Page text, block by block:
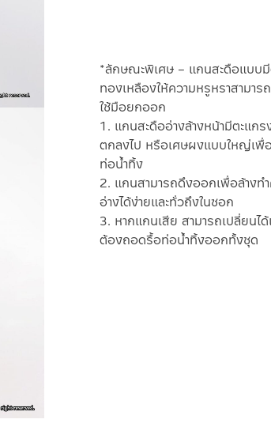
*ลักษณะพิเศษ – แกนสะดือแบบ
ทองเหลืองให้ความหรูหราสามา
ใช้มือยกออก
1. แกนสะดืออ่างล้างหน้ามีตะแก
ตกลงไป หรือเศษผงแบบใหญ่เพื่อ
ท่อน้ำทิ้ง
2. แกนสามารถดึงออกเพื่อล้างทำ
อ่างได้ง่ายและทั่วถึงในซอก
3. หากแกนเสีย สามารถเปลี่ยนได้
ต้องถอดรื้อท่อน้ำทิ้งออกทั้งชุด